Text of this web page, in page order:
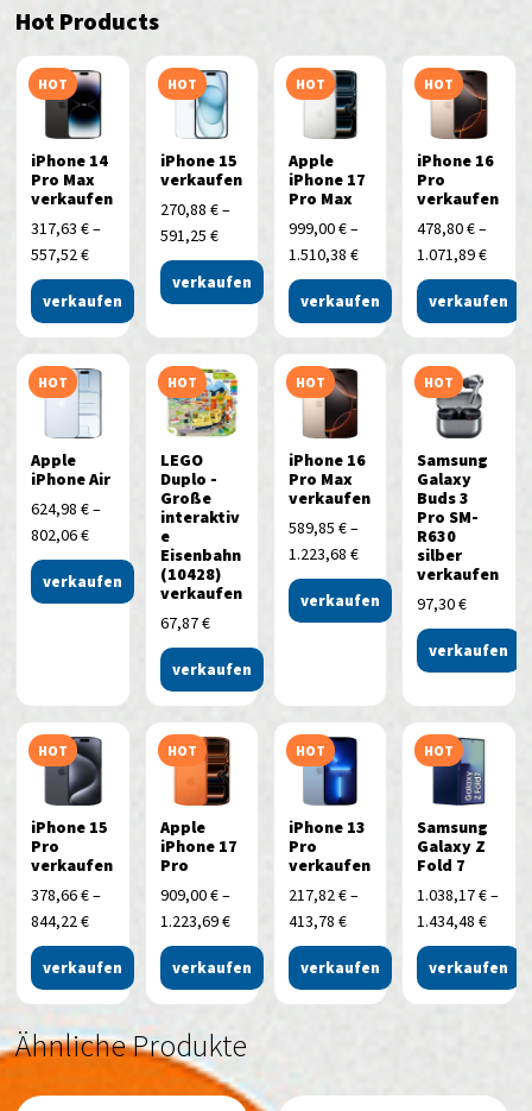
Hot Products
HOT
iPhone 14
Pro Max
verkaufen
317,63€–
557,52€
verkaufen
HOT
iPhone 15
verkaufen
270,88 €–
591,25 €
verkaufen
HOT
Apple
iPhone 17
Pro Max
999,00€–
1.510,38 €
verkaufen
HOT
iPhone 16
Pro
verkaufen
478,80€–
1.071,89€
verkaufen
HOT
Apple
iPhone Air
624,98€–
802,06€
verkaufen
HOT
LEGO
Duplo -
Große
interaktiv
e
Eisenbahn
(10428)
verkaufen
67,87€
verkaufen
HOT
iPhone 16
Pro Max
verkaufen
589,85 €–
1.223,68 €
verkaufen
HOT
Samsung
Galaxy
Buds 3
Pro SM-
R630
silber
verkaufen
97,30€
verkaufen
HOT
iPhone 15
Pro
verkaufen
378,66€–
844,22€
verkaufen
HOT
Apple
iPhone 17
Pro
909,00€–
1.223,69€
verkaufen
HOT
iPhone 13
Pro
verkaufen
217,82€–
413,78 €
verkaufen
HOT
Samsung
Galaxy Z
Fold 7
1.038,17€–
1.434,48€
verkaufen
Ähnliche Produkte